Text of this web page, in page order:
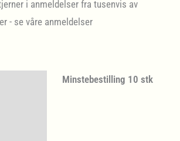
i anmeldelser fra tusenvis av
- se våre anmeldelser
Minstebestilling 10 stk